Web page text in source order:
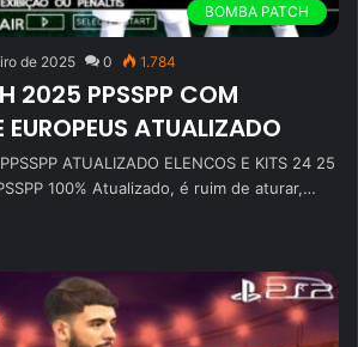
BOMBA PATCH
de 2025 0 1.784
2025 PPSSPP COM
EUROPEUS ATUALIZADO
ATUALIZADO ELENCOS E KITS 24 25
100% Atualizado, é ruim de aturar,…